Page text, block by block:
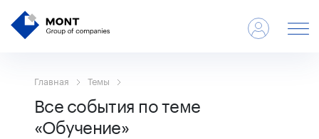
Главная Темы
Все события по теме
«Обучение»